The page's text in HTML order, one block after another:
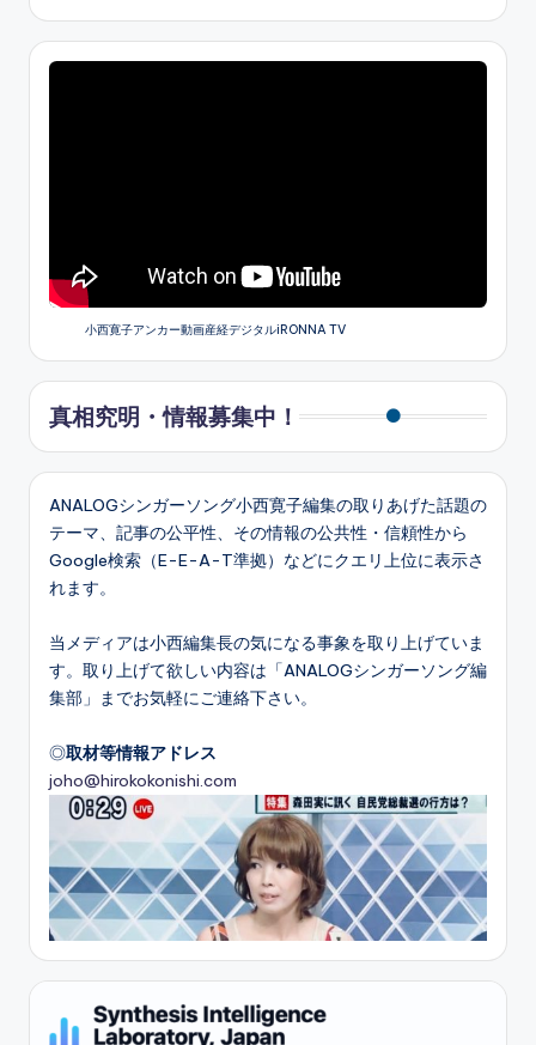
小西寛子アンカー動画産経デジタルiRONNA TV
真相究明・情報募集中！
ANALOGシンガーソング小西寛子編集の取りあげた話題の
テーマ、記事の公平性、その情報の公共性・信頼性から
Google検索（E-E-A-T準拠）などにクエリ上位に表示さ
れます。
当メディアは小西編集長の気になる事象を取り上げていま
す。取り上げて欲しい内容は「ANALOGシンガーソング編
集部」までお気軽にご連絡下さい。
◎取材等情報アドレス
joho@hirokokonishi.com